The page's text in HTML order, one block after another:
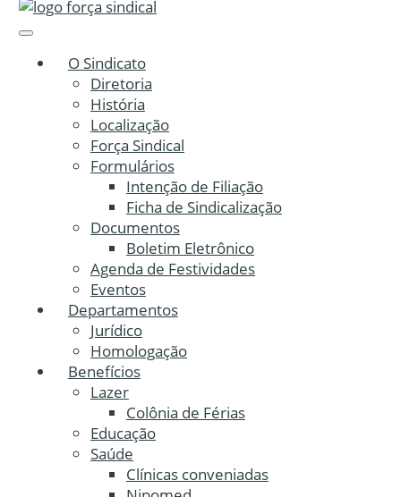
O Sindicato
Diretoria
História
Localização
Força Sindical
Formulários
Intenção de Filiação
Ficha de Sindicalização
Documentos
Boletim Eletrônico
Agenda de Festividades
Eventos
Departamentos
Jurídico
Homologação
Benefícios
Lazer
Colônia de Férias
Educação
Saúde
Clínicas conveniadas